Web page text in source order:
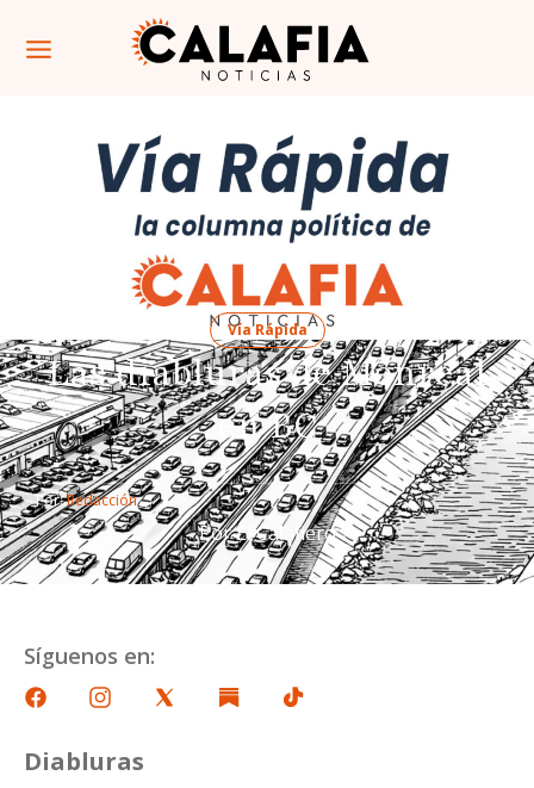
Vía Rápida
Las diabluras de Monreal
en BC
Por: Redacción
Por El Calafiero
Síguenos en:
Diabluras